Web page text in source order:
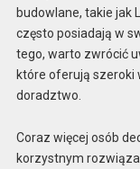
budowlane, takie jak
często posiadają w
tego, warto zwrócić
które oferują szeroki
doradztwo.
Coraz więcej osób
korzystnym